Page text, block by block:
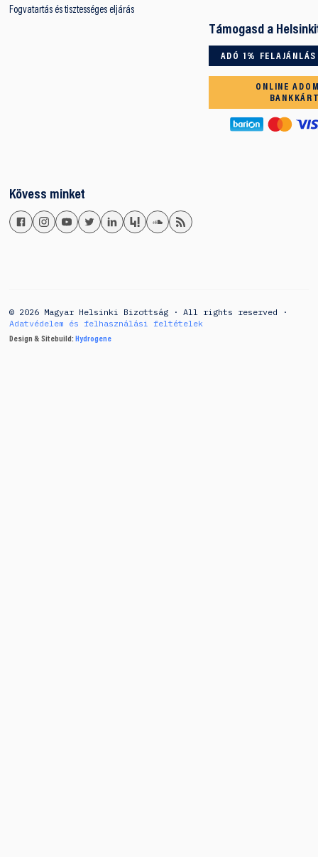
Fogvatartás és tisztességes eljárás
Támogasd a
ADÓ 1% FELAJÁNLÁS
ONLINE
Kövess minket
© 2026 Magyar Helsinki Bizottság · All rights reserved ·
Adatvédelem és felhasználási feltételek
Design & Sitebuild: Hydrogene